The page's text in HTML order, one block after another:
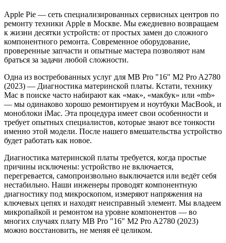
Apple Pie — сеть специализированных сервисных центров по
ремонту техники Apple в Москве. Мы ежедневно возвращаем
к жизни десятки устройств: от простых замен до сложного
компонентного ремонта. Современное оборудование,
проверенные запчасти и опытные мастера позволяют нам
браться за задачи любой сложности.
Одна из востребованных услуг для MB Pro "16" M2 Pro A2780
(2023) — Диагностика материнской платы. Кстати, технику
Mac в поиске часто набирают как «мак», «макбук» или «mb»
— мы одинаково хорошо ремонтируем и ноутбуки MacBook, и
моноблоки iMac. Эта процедура имеет свои особенности и
требует опытных специалистов, которые знают все тонкости
именно этой модели. После нашего вмешательства устройство
будет работать как новое.
Диагностика материнской платы требуется, когда простые
причины исключены: устройство не включается,
перегревается, самопроизвольно выключается или ведёт себя
нестабильно. Наши инженеры проводят компонентную
диагностику под микроскопом, измеряют напряжения на
ключевых цепях и находят неисправный элемент. Мы владеем
микропайкой и ремонтом на уровне компонентов — во
многих случаях плату MB Pro "16" M2 Pro A2780 (2023)
можно восстановить, не меняя её целиком.